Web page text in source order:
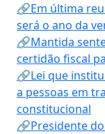
🔗Em última
será o ano da
🔗Mantida
certidão fiscal
🔗Lei que
a pessoas em
constitucional
🔗Presidente do